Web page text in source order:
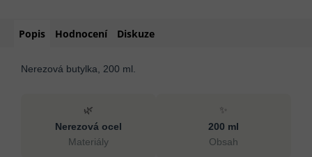
Popis Hodnocení Diskuze
Nerezová butylka, 200 ml.
🌿
Nerezová ocel
Materiály
✨
200 ml
Obsah